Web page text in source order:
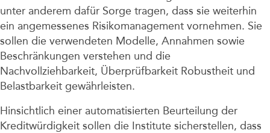
unter anderem dafür Sorge tragen, dass sie weiterhin
ein angemessenes Risikomanagement vornehmen. Sie
sollen die verwendeten Modelle, Annahmen sowie
Beschränkungen verstehen und die
Nachvollziehbarkeit, Überprüfbarkeit Robustheit und
Belastbarkeit gewährleisten.
Hinsichtlich einer automatisierten Beurteilung der
Kreditwürdigkeit sollen die Institute sicherstellen, dass